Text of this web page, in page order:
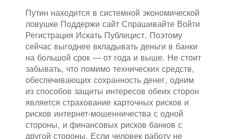
Путин находится в системной экономической
ловушке Поддержи сайт Спрашивайте Войти
Регистрация Искать Публицист. Поэтому
сейчас выгоднее вкладывать деньги в банки
на большой срок — от года и выше. Не стоит
забывать, что помимо технических средств,
обеспечивающих сохранность денег, одним
из способов защиты интересов обеих сторон
является страхование карточных рисков и
рисков интернет-мошенничества с одной
стороны, и финансовых рисков банков с
другой стороны. Если человек работу не